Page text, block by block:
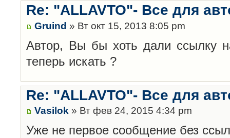
Re: "ALLAVTO"- Все для
Gruind » Вт окт 15, 2013 8:05 pm
Автор, Вы бы хоть дали ссылку
теперь искать ?
Re: "ALLAVTO"- Все для
Vasilok » Вт фев 24, 2015 4:34 pm
Уже не первое сообщение без